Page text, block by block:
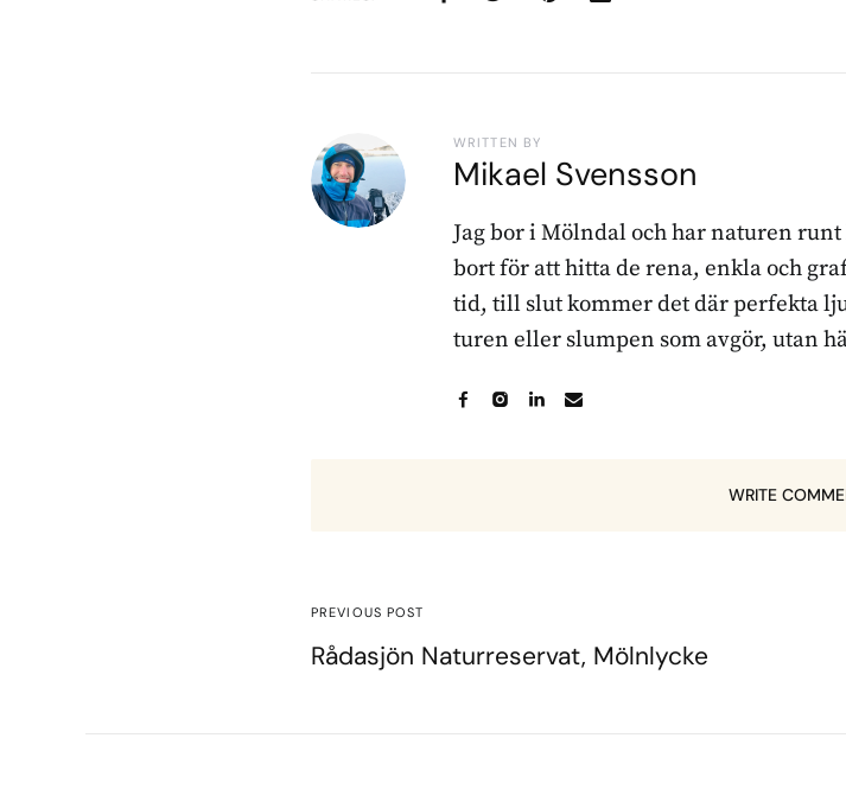
WRITTEN BY
Mikael Svensson
Jag bor i Mölndal och har naturen
bort för att hitta de rena, enkla och
tid, till slut kommer det där perfekta
turen eller slumpen som avgör, utan
WRITE
PREVIOUS POST
Rådasjön Naturreservat, Mölnlycke